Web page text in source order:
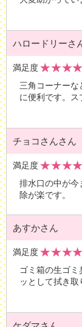
ハロードリーさ
満足度
三角コーナー
に便利です。ス
チョコさんさん
満足度
排水口の中が今
除が楽です。
あすかさん
満足度
ゴミ箱の生ゴ
ッとして拭き取